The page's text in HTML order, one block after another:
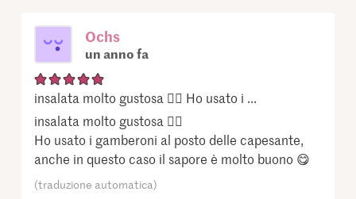
Ochs
un anno fa
insalata molto gustosa 👍🏻 Ho usato i ...
insalata molto gustosa 👍🏻
Ho usato i gamberoni al posto delle capesante,
anche in questo caso il sapore è molto buono 😋
(traduzione automatica)